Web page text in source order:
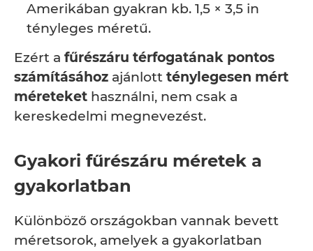
Amerikában gyakran kb. 1,5 × 3,5 in
tényleges méretű.
Ezért a fűrészáru térfogatának pontos
számításához ajánlott ténylegesen mért
méreteket használni, nem csak a
kereskedelmi megnevezést.
Gyakori fűrészáru méretek a
gyakorlatban
Különböző országokban vannak bevett
méretsorok, amelyek a gyakorlatban